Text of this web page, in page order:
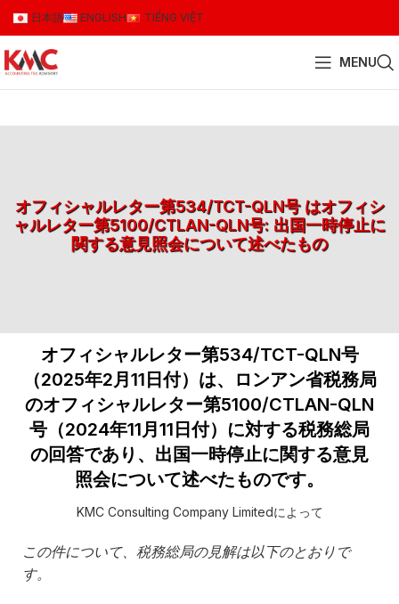
日本語 ENGLISH TIẾNG VIỆT
MENU
オフィシャルレター第534/TCT-QLN号 はオフィシ
ャルレター第5100/CTLAN-QLN号: 出国一時停止に
関する意見照会について述べたもの
オフィシャルレター第534/TCT-QLN号
（2025年2月11日付）は、ロンアン省税務局
のオフィシャルレター第5100/CTLAN-QLN
号（2024年11月11日付）に対する税務総局
の回答であり、出国一時停止に関する意見
照会について述べたものです。
KMC Consulting Company Limitedによって
この件について、税務総局の見解は以下のとおりで
す。